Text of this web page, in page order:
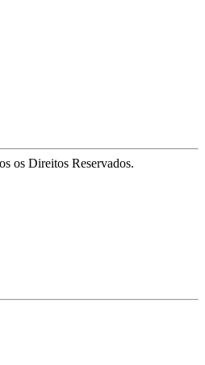
os Direitos Reservados.